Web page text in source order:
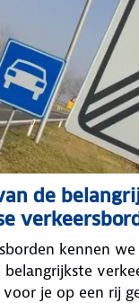
de
kennen
belangrijkste
je op een rij